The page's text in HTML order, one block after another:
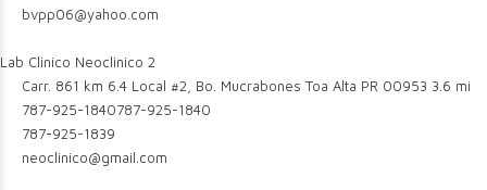
bvpp06@yahoo.com
Lab Clinico Neoclinico 2
Carr. 861 km 6.4 Local #2, Bo. Mucrabones Toa Alta PR 00953 3.6 mi
787-925-1840787-925-1840
787-925-1839
neoclinico@gmail.com